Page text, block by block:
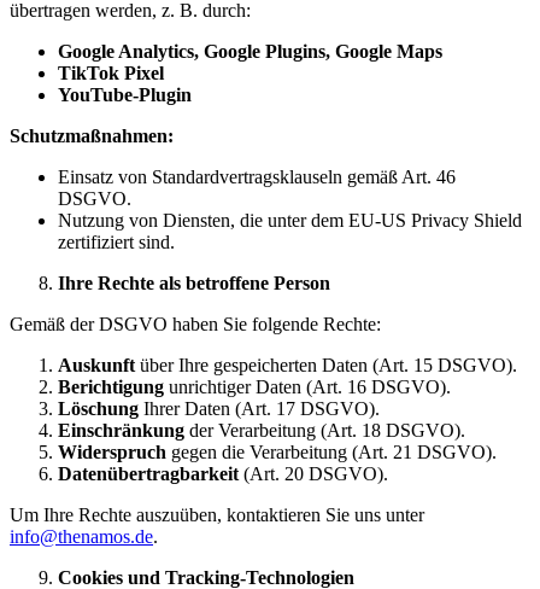
übertragen werden, z. B. durch:
Google Analytics, Google Plugins, Google Maps
TikTok Pixel
YouTube-Plugin
Schutzmaßnahmen:
Einsatz von Standardvertragsklauseln gemäß Art. 46
DSGVO.
Nutzung von Diensten, die unter dem EU-US Privacy Shield
zertifiziert sind.
Ihre Rechte als betroffene Person
Gemäß der DSGVO haben Sie folgende Rechte:
Auskunft über Ihre gespeicherten Daten (Art. 15 DSGVO).
Berichtigung unrichtiger Daten (Art. 16 DSGVO).
Löschung Ihrer Daten (Art. 17 DSGVO).
Einschränkung der Verarbeitung (Art. 18 DSGVO).
Widerspruch gegen die Verarbeitung (Art. 21 DSGVO).
Datenübertragbarkeit (Art. 20 DSGVO).
Um Ihre Rechte auszuüben, kontaktieren Sie uns unter
info@thenamos.de.
Cookies und Tracking-Technologien